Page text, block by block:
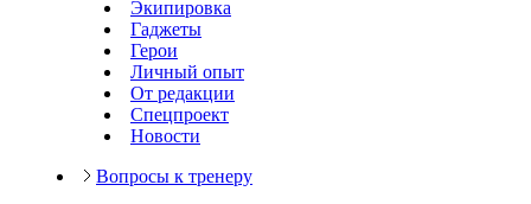
Экипировка
Гаджеты
Герои
Личный опыт
От редакции
Спецпроект
Новости
Вопросы к тренеру